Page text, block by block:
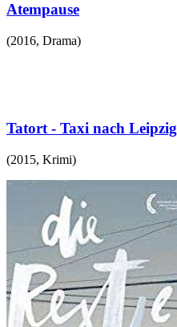
Atempause
(2016, Drama)
Tatort - Taxi nach Leipzig
(2015, Krimi)